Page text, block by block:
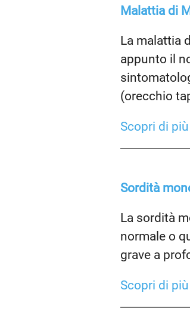
Malattia di
La malattia
appunto il
(orecchio
Scopri di più
Sordità
La sordità
normale o
grave a
Scopri di più